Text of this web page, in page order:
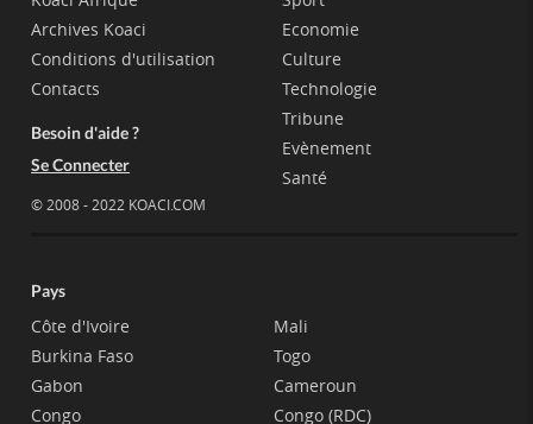
Archives Koaci
Conditions d'utilisation
Contacts
Besoin d'aide ?
Se Connecter
© 2008 - 2022 KOACI.COM
Economie
Culture
Technologie
Tribune
Evènement
Santé
Pays
Côte d'Ivoire
Burkina Faso
Gabon
Congo
Mali
Togo
Cameroun
Congo (RDC)